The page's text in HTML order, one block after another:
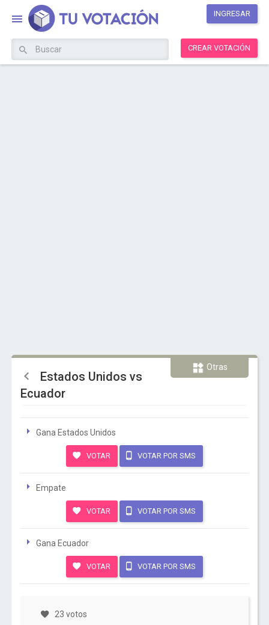
INGRESAR
CREAR VOTACIÓN
Otras
Estados Unidos vs
Ecuador
Gana Estados Unidos
VOTAR VOTAR POR SMS
Empate
VOTAR VOTAR POR SMS
Gana Ecuador
VOTAR VOTAR POR SMS
23 votos